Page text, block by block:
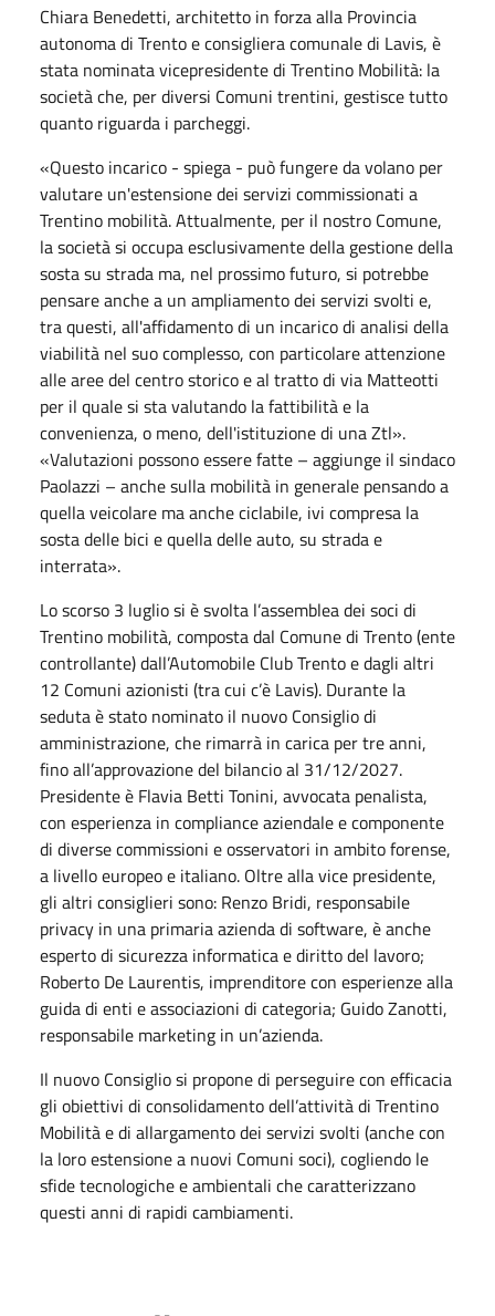
Chiara Benedetti, architetto in forza alla Provincia
autonoma di Trento e consigliera comunale di Lavis, è
stata nominata vicepresidente di Trentino Mobilità: la
società che, per diversi Comuni trentini, gestisce tutto
quanto riguarda i parcheggi.
«Questo incarico - spiega - può fungere da volano per
valutare un'estensione dei servizi commissionati a
Trentino mobilità. Attualmente, per il nostro Comune,
la società si occupa esclusivamente della gestione della
sosta su strada ma, nel prossimo futuro, si potrebbe
pensare anche a un ampliamento dei servizi svolti e,
tra questi, all'affidamento di un incarico di analisi della
viabilità nel suo complesso, con particolare attenzione
alle aree del centro storico e al tratto di via Matteotti
per il quale si sta valutando la fattibilità e la
convenienza, o meno, dell'istituzione di una Ztl».
«Valutazioni possono essere fatte – aggiunge il sindaco
Paolazzi – anche sulla mobilità in generale pensando a
quella veicolare ma anche ciclabile, ivi compresa la
sosta delle bici e quella delle auto, su strada e
interrata».
Lo scorso 3 luglio si è svolta l’assemblea dei soci di
Trentino mobilità, composta dal Comune di Trento (ente
controllante) dall’Automobile Club Trento e dagli altri
12 Comuni azionisti (tra cui c’è Lavis). Durante la
seduta è stato nominato il nuovo Consiglio di
amministrazione, che rimarrà in carica per tre anni,
fino all’approvazione del bilancio al 31/12/2027.
Presidente è Flavia Betti Tonini, avvocata penalista,
con esperienza in compliance aziendale e componente
di diverse commissioni e osservatori in ambito forense,
a livello europeo e italiano. Oltre alla vice presidente,
gli altri consiglieri sono: Renzo Bridi, responsabile
privacy in una primaria azienda di software, è anche
esperto di sicurezza informatica e diritto del lavoro;
Roberto De Laurentis, imprenditore con esperienze alla
guida di enti e associazioni di categoria; Guido Zanotti,
responsabile marketing in un’azienda.
Il nuovo Consiglio si propone di perseguire con efficacia
gli obiettivi di consolidamento dell’attività di Trentino
Mobilità e di allargamento dei servizi svolti (anche con
la loro estensione a nuovi Comuni soci), cogliendo le
sfide tecnologiche e ambientali che caratterizzano
questi anni di rapidi cambiamenti.